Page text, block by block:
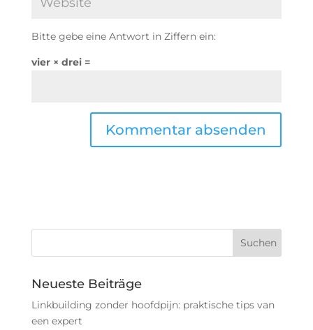
Bitte gebe eine Antwort in Ziffern ein:
vier × drei =
Neueste Beiträge
Linkbuilding zonder hoofdpijn: praktische tips van
een expert